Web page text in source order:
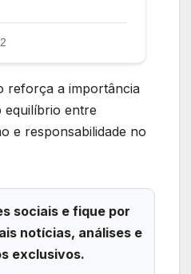
reforça a importância
equilíbrio entre
e responsabilidade no
sociais e fique por
notícias, análises e
exclusivos.